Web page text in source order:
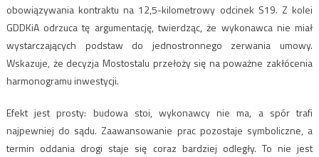
obowiązywania kontraktu na 12,5-kilometrowy odcinek S19. Z kolei
GDDKiA odrzuca tę argumentację, twierdząc, że wykonawca nie miał
wystarczających podstaw do jednostronnego zerwania umowy.
Wskazuje, że decyzja Mostostalu przełoży się na poważne zakłócenia
harmonogramu inwestycji.
Efekt jest prosty: budowa stoi, wykonawcy nie ma, a spór trafi
najpewniej do sądu. Zaawansowanie prac pozostaje symboliczne, a
termin oddania drogi staje się coraz bardziej odległy. To nie jest